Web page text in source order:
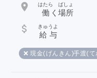
location_on
働
はたら
く場所
ばしょ
attach_money
給与
きゅうよ
❌ 現金(げんきん)手渡(